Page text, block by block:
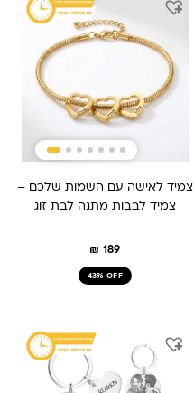
צמיד לאישה עם השמות שלכם –
צמיד לבבות מתנה לבת זוג
₪ 189
43% OFF
המקורי
₪ 209.
הנוכחי
₪ 149.